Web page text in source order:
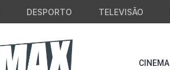
DESPORTO TELEVISÃO
CINEMA